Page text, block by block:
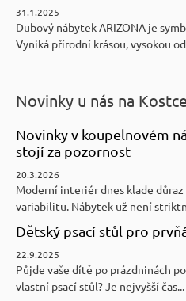
31.1.2025
Dubový nábytek ARIZONA je
Vyniká přírodní krásou, vysokou
Novinky u nás na Kostce
Novinky v koupelnovém
stojí za pozornost
20.3.2026
Moderní interiér dnes klade
variabilitu. Nábytek už není
Dětský psací stůl pro
22.9.2025
Půjde vaše dítě po prázdninách
vlastní psací stůl? Je nejvyšší čas...